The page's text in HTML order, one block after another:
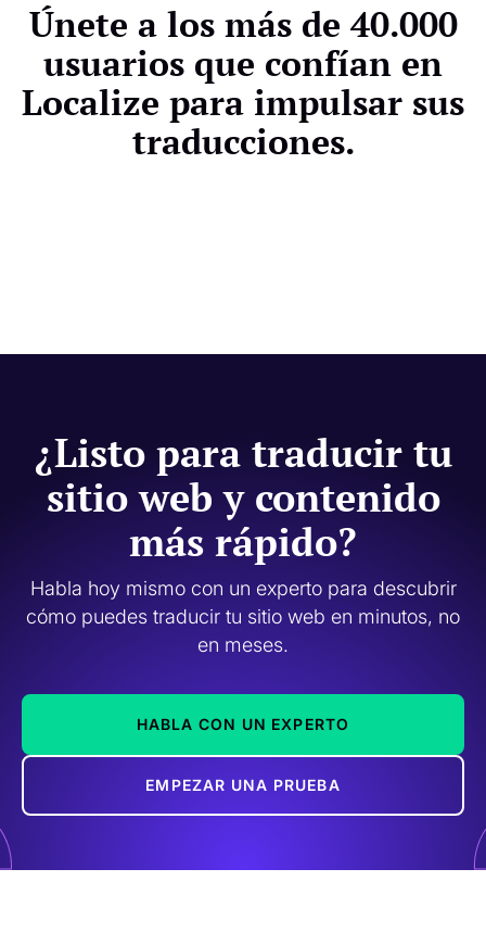
Únete a los más de 40.000
usuarios que confían en
Localize para impulsar sus
traducciones.
¿Listo para traducir tu
sitio web y contenido
más rápido?
Habla hoy mismo con un experto para descubrir
cómo puedes traducir tu sitio web en minutos, no
en meses.
HABLA CON UN EXPERTO
EMPEZAR UNA PRUEBA